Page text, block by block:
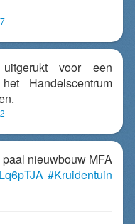
voor een
Handelscentrum
nieuwbouw MFA
#Kruidentuin